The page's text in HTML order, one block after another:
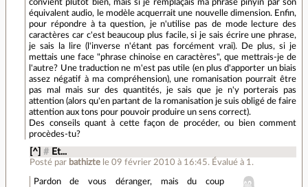
convient plutôt bien, mais si je remplaçais ma phrase pinyin par son
équivalent audio, le modèle acquerrait une nouvelle dimension. Enfin,
pour répondre à ta question, je n'utilise pas de mode lecture des
caractères car c'est beaucoup plus facile, si je sais écrire une phrase,
je sais la lire (l'inverse n'étant pas forcément vrai). De plus, si je
mettais une face "phrase chinoise en caractères", que mettrais-je de
l'autre? Une traduction ne m'est pas utile (en plus d'apporter un biais
assez négatif à ma compréhension), une romanisation pourrait être
pas mal mais sur des quantités, je sais que je n'y porterais pas
attention (alors qu'en partant de la romanisation je suis obligé de faire
attention aux tons pour pouvoir produire un sens correct).
Des conseils quant à cette façon de procéder, ou bien comment
procèdes-tu?
[^] # Et...
Posté par bathizte le 09 février 2010 à 16:45. Évalué à 1 .
Pardon de vous déranger, mais du coup